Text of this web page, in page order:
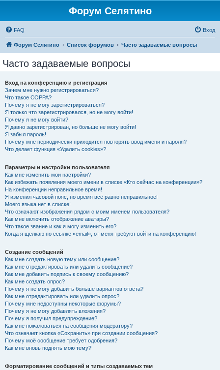
Форум Селятино
FAQ Вход
Форум Селятино Список форумов Часто задаваемые вопросы
Часто задаваемые вопросы
Вход на конференцию и регистрация
Зачем мне нужно регистрироваться?
Что такое COPPA?
Почему я не могу зарегистрироваться?
Я только что зарегистрировался, но не могу войти!
Почему я не могу войти?
Я давно зарегистрирован, но больше не могу войти!
Я забыл пароль!
Почему мне периодически приходится повторять ввод имени и пароля?
Что делает функция «Удалить cookies»?
Параметры и настройки пользователя
Как мне изменить мои настройки?
Как избежать появления моего имени в списке «Кто сейчас на конференции»?
На конференции неправильное время!
Я изменил часовой пояс, но время всё равно неправильное!
Моего языка нет в списке!
Что означают изображения рядом с моим именем пользователя?
Как мне включить отображение аватары?
Что такое звание и как я могу изменить его?
Когда я щёлкаю по ссылке «email», от меня требуют войти на конференцию!
Создание сообщений
Как мне создать новую тему или сообщение?
Как мне отредактировать или удалить сообщение?
Как мне добавить подпись к своему сообщению?
Как мне создать опрос?
Почему я не могу добавить больше вариантов ответа?
Как мне отредактировать или удалить опрос?
Почему мне недоступны некоторые форумы?
Почему я не могу добавлять вложения?
Почему я получил предупреждение?
Как мне пожаловаться на сообщения модератору?
Что означает кнопка «Сохранить» при создании сообщения?
Почему моё сообщение требует одобрения?
Как мне вновь поднять мою тему?
Форматирование сообщений и типы создаваемых тем